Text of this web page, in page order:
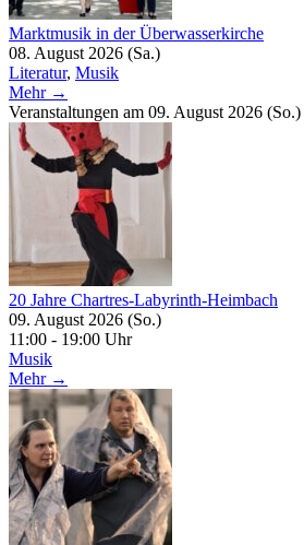
Marktmusik in der Überwasserkirche
08. August 2026 (Sa.)
Literatur, Musik
Mehr →
Veranstaltungen am 09. August 2026 (So.)
20 Jahre Chartres-Labyrinth-Heimbach
09. August 2026 (So.)
11:00 - 19:00 Uhr
Musik
Mehr →